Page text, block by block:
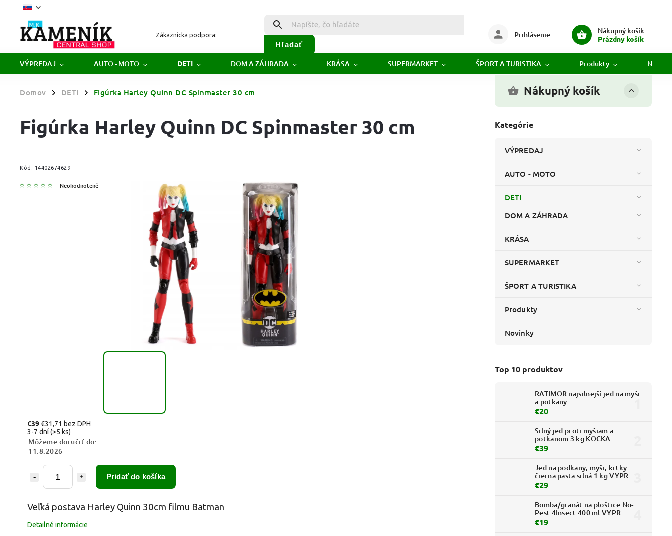
Zákaznícka podpora:
Hľadať
Nákupný košík
Prázdny košík
Prihlásenie
VÝPREDAJ AUTO - MOTO DETI DOM A ZÁHRADA KRÁSA SUPERMARKET ŠPORT A TURISTIKA Produkty
Domov / DETI / Figúrka Harley Quinn DC Spinmaster 30 cm Nákupný košík
Kategórie
VÝPREDAJ
AUTO - MOTO
DETI
DOM A ZÁHRADA
KRÁSA
SUPERMARKET
ŠPORT A TURISTIKA
Produkty
Novinky
Top 10 produktov
RATIMOR najsilnejší jed na myši
a potkany
€20
Silný jed proti myšiam a
potkanom 3 kg KOCKA
€39
Jed na podkany, myši, krtky
čierna pasta silná 1 kg VYPR
€29
Bomba/granát na ploštice No-
Pest 4Insect 400 ml VYPR
€19
Figúrka Harley Quinn DC Spinmaster 30 cm
Kód: 14402674629
Neohodnotené
€39€31,71 bez DPH
3-7 dní(>5 ks)
Môžeme doručiť do:
11.8.2026
Pridať do košíka
Veľká postava Harley Quinn 30cm filmu Batman
Detailné informácie